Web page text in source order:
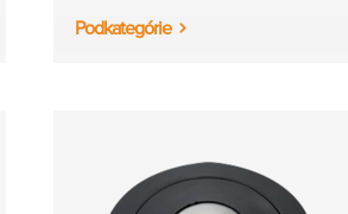
Podkategórie